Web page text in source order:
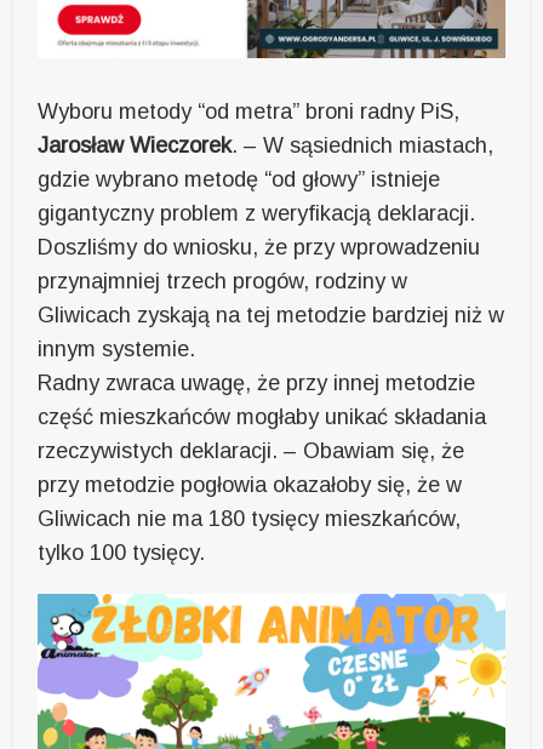
Wyboru metody “od metra” broni radny PiS,
Jarosław Wieczorek. – W sąsiednich miastach,
gdzie wybrano metodę “od głowy” istnieje
gigantyczny problem z weryfikacją deklaracji.
Doszliśmy do wniosku, że przy wprowadzeniu
przynajmniej trzech progów, rodziny w
Gliwicach zyskają na tej metodzie bardziej niż w
innym systemie.
Radny zwraca uwagę, że przy innej metodzie
część mieszkańców mogłaby unikać składania
rzeczywistych deklaracji. – Obawiam się, że
przy metodzie pogłowia okazałoby się, że w
Gliwicach nie ma 180 tysięcy mieszkańców,
tylko 100 tysięcy.